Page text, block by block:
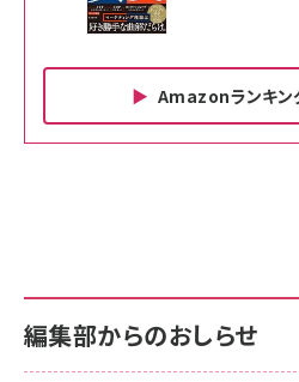
Amazonランキン
￥880
anan(アンアン
スペシャルエディシ
サポート正規品 メ
NIMASO ガラスフ
サポート正規品 メ
Amazon eギフト
編集部からのおしらせ